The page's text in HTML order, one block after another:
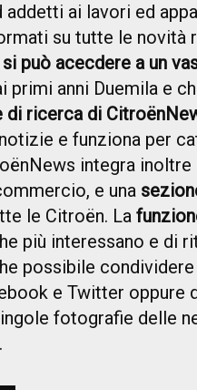
addetti ai lavori ed
su tutte le novità
può acecdere a un
primi anni Duemila e
di ricerca di
e funziona per
integra inoltre
e una
le Citroën. La
più interessano e di
possibile
e Twitter oppure
fotografie delle